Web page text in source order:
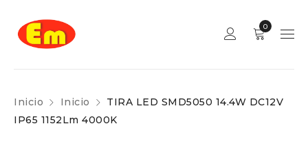
0
Inicio Inicio
TIRA LED SMD5050 14.4W DC12V
IP65 1152Lm 4000K